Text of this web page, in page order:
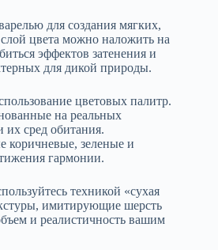
для создания мягких,
цвета можно наложить на
эффектов затенения и
для дикой природы.
цветовых палитр.
на реальных
сред обитания.
коричневые, зеленые и
гармонии.
техникой «сухая
имитирующие шерсть
и реалистичность вашим